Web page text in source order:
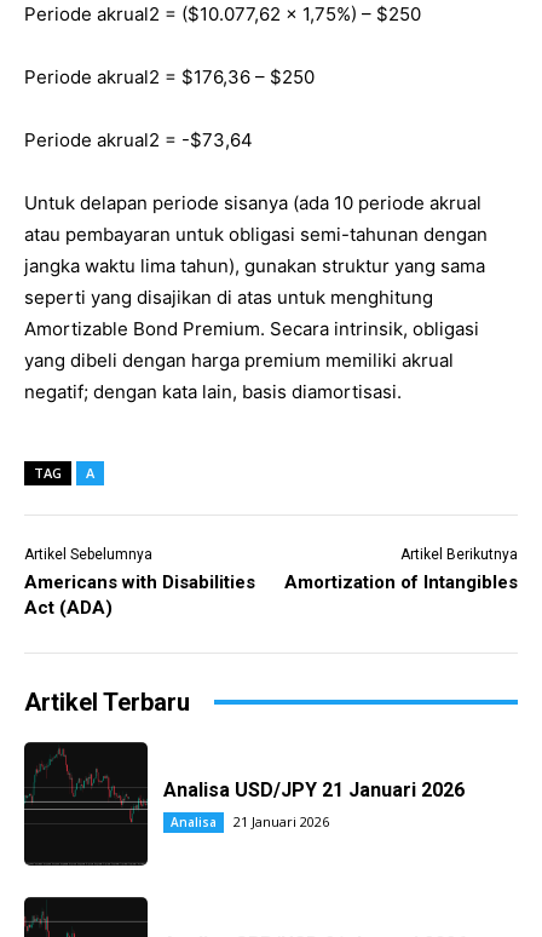
Periode akrual2 = ($10.077,62 x 1,75%) – $250
Periode akrual2 = $176,36 – $250
Periode akrual2 = -$73,64
Untuk delapan periode sisanya (ada 10 periode akrual
atau pembayaran untuk obligasi semi-tahunan dengan
jangka waktu lima tahun), gunakan struktur yang sama
seperti yang disajikan di atas untuk menghitung
Amortizable Bond Premium. Secara intrinsik, obligasi
yang dibeli dengan harga premium memiliki akrual
negatif; dengan kata lain, basis diamortisasi.
TAG A
Artikel Sebelumnya
Americans with Disabilities
Act (ADA)
Artikel Berikutnya
Amortization of Intangibles
Artikel Terbaru
Analisa USD/JPY 21 Januari 2026
Analisa 21 Januari 2026